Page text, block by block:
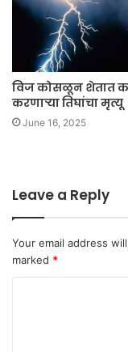
विज कोसळून शेतात
करणाऱ्या तिघांचा मृत्यू
June 16, 2025
Leave a Reply
Your email address
marked *